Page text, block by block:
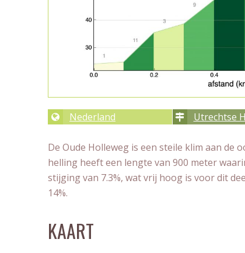
Nederland Utrechtse
De Oude Holleweg is een steile klim aan de
helling heeft een lengte van 900 meter
stijging van 7.3%, wat vrij hoog is voor dit
14%.
KAART